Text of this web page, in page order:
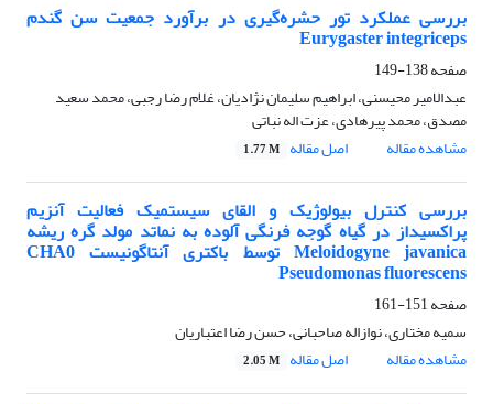
بررسی عملکرد تور حشره‌گیری در برآورد جمعیت سن گندم
Eurygaster integriceps
صفحه138-149
عبدالامیر محیسنی، ابراهیم سلیمان نژادیان، غلام رضا رجبی، محمد سعید
مصدق، محمد پیرهادی، عزت اله نباتی
مشاهده مقاله
اصل مقاله 1.77 M
بررسی کنترل بیولوژیک و القای سیستمیک فعالیت آنزیم
پراکسیداز در گیاه گوجه فرنگی آلوده به نماتد مولد گره ریشه
Meloidogyne javanica توسط باکتری آنتاگونیست CHA0
Pseudomonas fluorescens
صفحه151-161
سمیه مختاری، نوازاله صاحبانی، حسن رضا اعتباریان
مشاهده مقاله
اصل مقاله 2.05 M